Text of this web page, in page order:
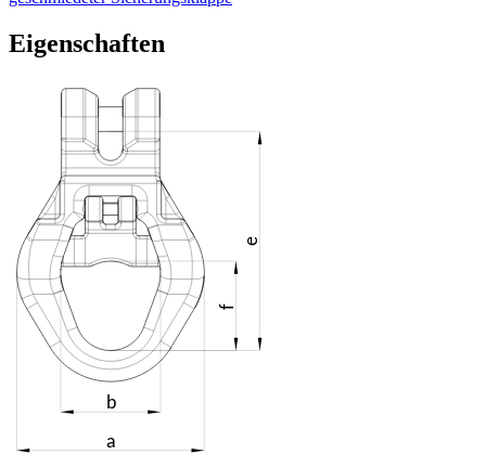
Eigenschaften